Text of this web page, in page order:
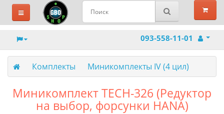
093-558-11-01
Комплекты Миникомплекты IV (4 цил)
Миникомплект TECH-326 (Редуктор
на выбор, форсунки HANA)